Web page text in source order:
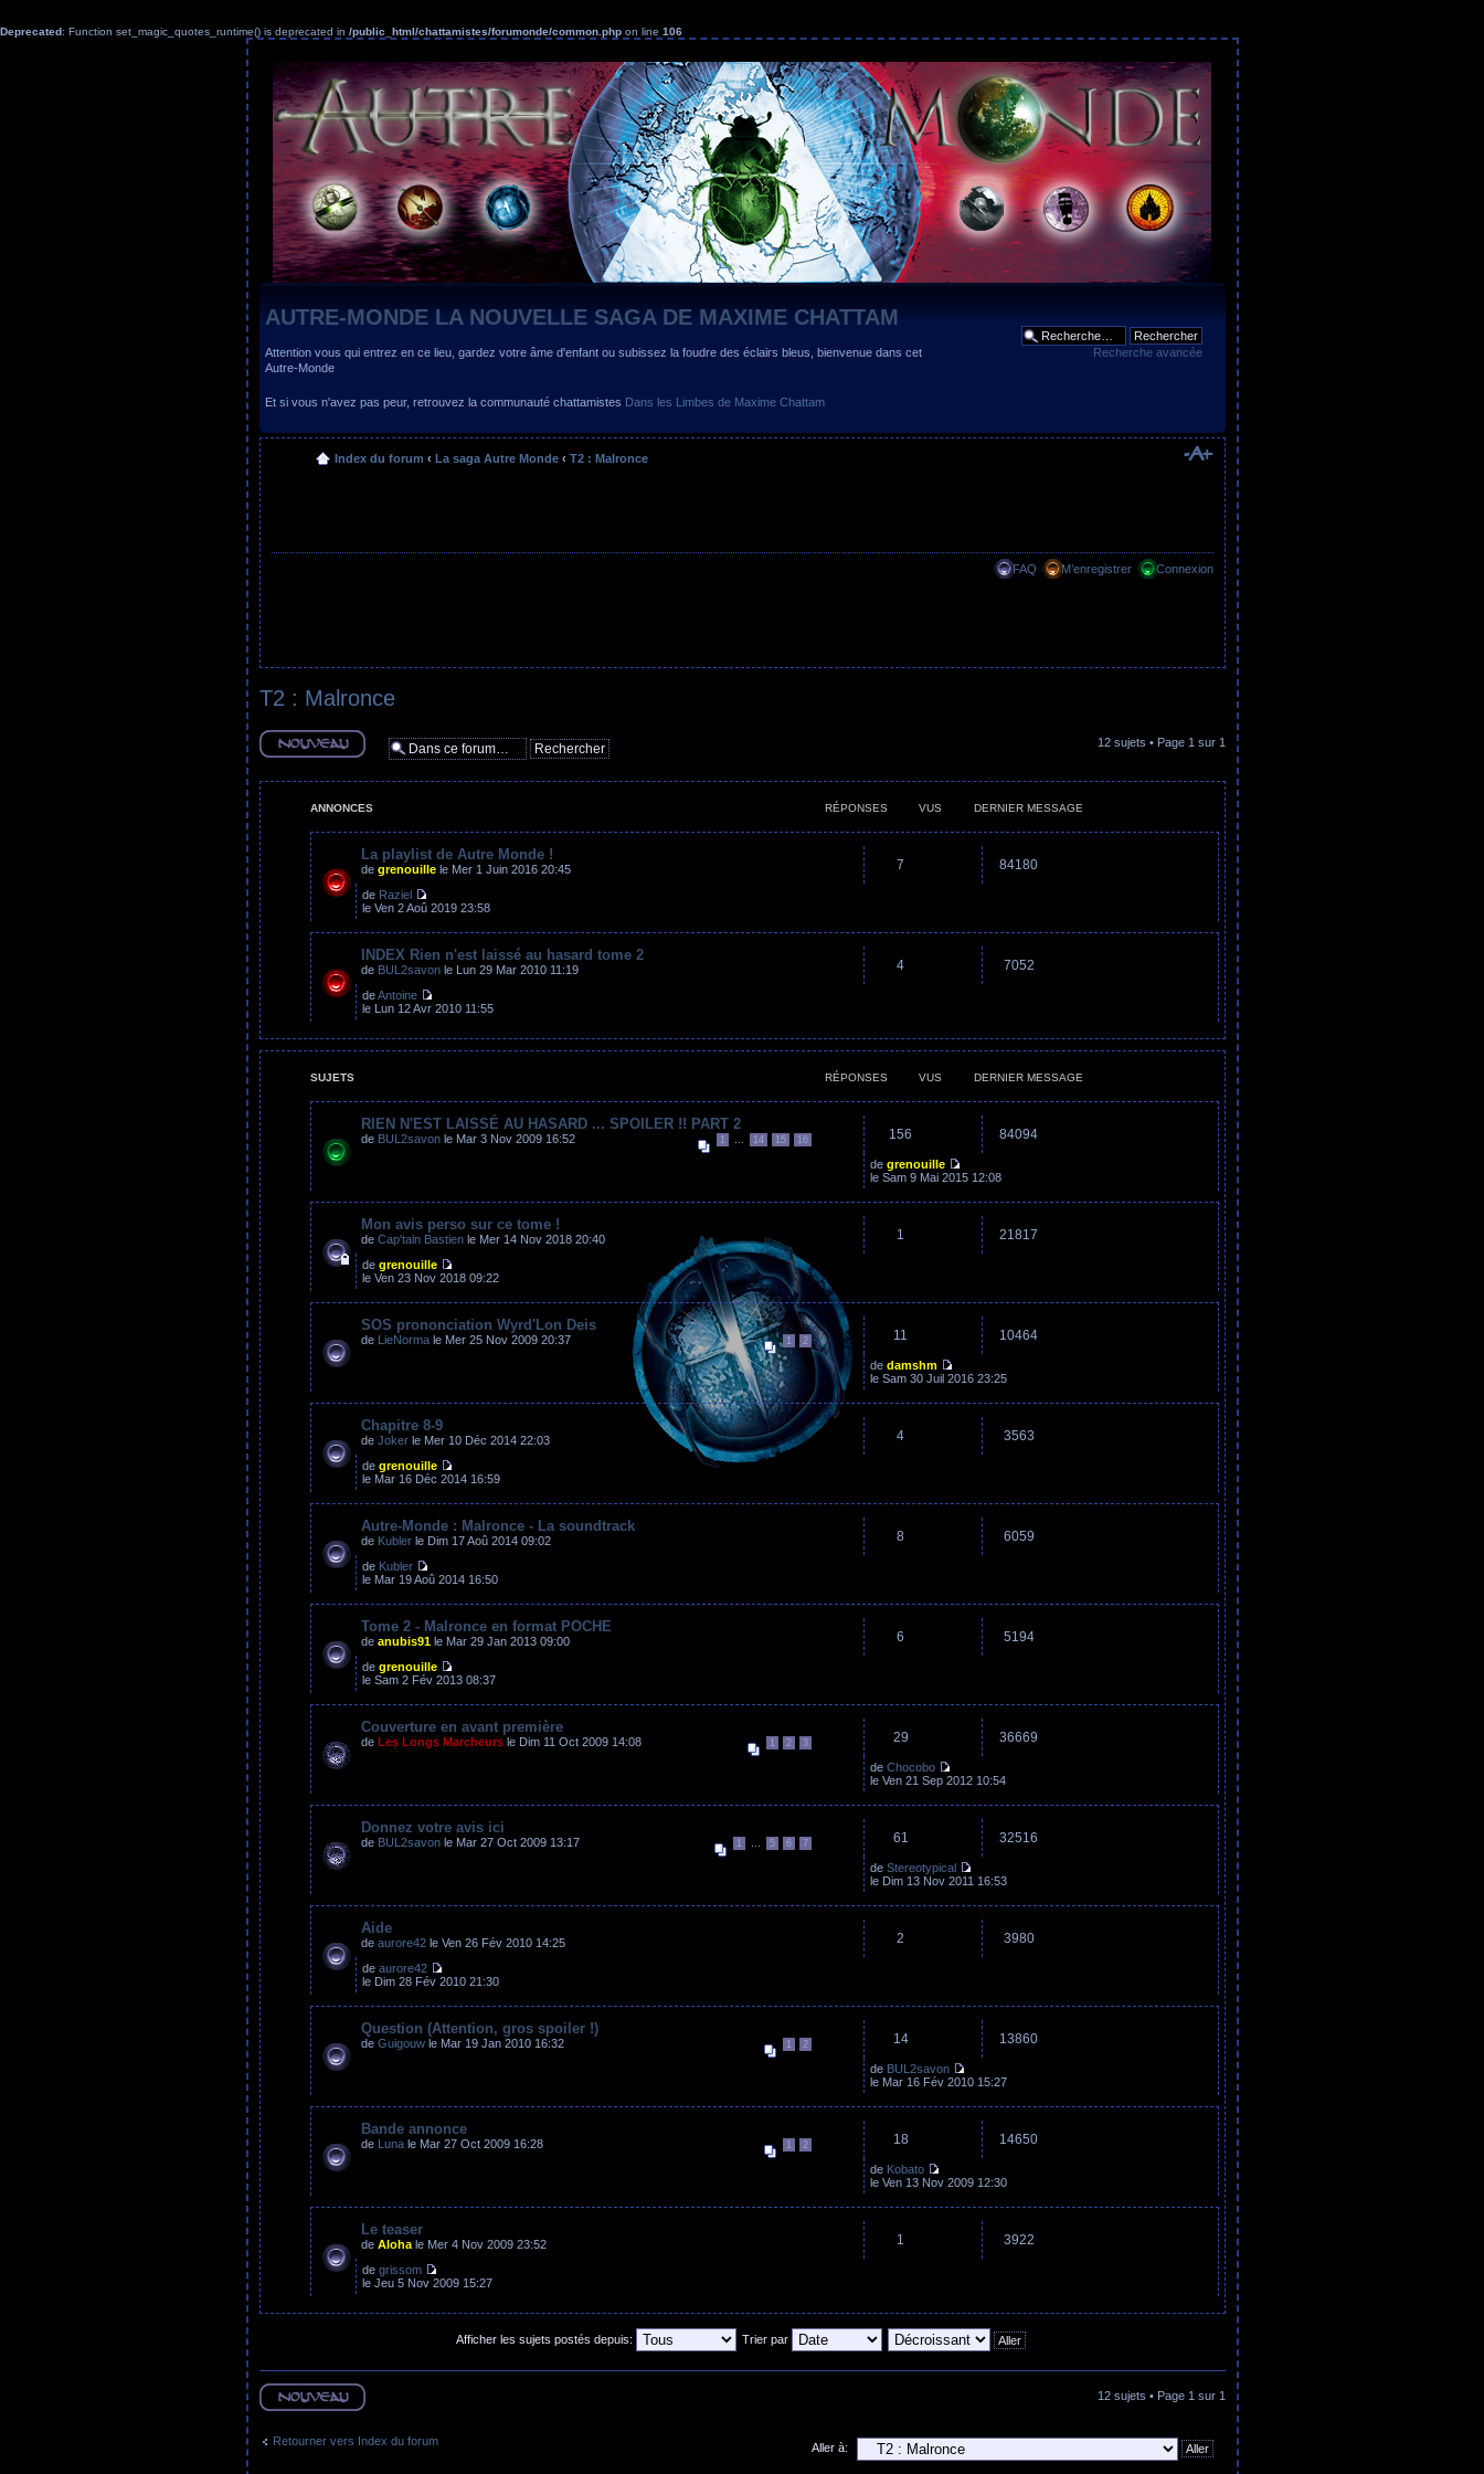
Deprecated: Function set_magic_quotes_runtime() is deprecated in /public_html/chattamistes/forumonde/common.php on line 106
AUTRE-MONDE LA NOUVELLE SAGA DE MAXIME CHATTAM
Attention vous qui entrez en ce lieu, gardez votre âme d'enfant ou subissez la foudre des éclairs bleus, bienvenue dans cet
Autre-Monde
Et si vous n'avez pas peur, retrouvez la communauté chattamistes Dans les Limbes de Maxime Chattam
Recherche avancée
Index du forum ‹ La saga Autre Monde ‹ T2 : Malronce
FAQ M’enregistrer Connexion
T2 : Malronce
12 sujets • Page 1 sur 1
ANNONCES RÉPONSES VUS DERNIER MESSAGE
La playlist de Autre Monde !
de grenouillele Mer 1 Juin 2016 20:45 7 84180
de Raziel
le Ven 2 Aoû 2019 23:58
INDEX Rien n'est laissé au hasard tome 2
de BUL2savonle Lun 29 Mar 2010 11:19 4 7052
deAntoine
le Lun 12 Avr 2010 11:55
SUJETS RÉPONSES VUS DERNIER MESSAGE
RIEN N'EST LAISSÉ AU HASARD ... SPOILER !! PART 2
1 14 15 16
de BUL2savonle Mar 3 Nov 2009 16:52 156 84094
de grenouille
le Sam 9 Mai 2015 12:08
Mon avis perso sur ce tome !
de Cap'tain Bastienle Mer 14 Nov 2018 20:40 1 21817
de grenouille
le Ven 23 Nov 2018 09:22
SOS prononciation Wyrd'Lon Deis
1 2
de LieNormale Mer 25 Nov 2009 20:37 11 10464
de damshm
le Sam 30 Juil 2016 23:25
Chapitre 8-9
de Jokerle Mer 10 Déc 2014 22:03 4 3563
de grenouille
le Mar 16 Déc 2014 16:59
Autre-Monde : Malronce - La soundtrack
de Kublerle Dim 17 Aoû 2014 09:02 8 6059
de Kubler
le Mar 19 Aoû 2014 16:50
Tome 2 - Malronce en format POCHE
de anubis91le Mar 29 Jan 2013 09:00 6 5194
de grenouille
le Sam 2 Fév 2013 08:37
Couverture en avant première
1 2 3
de Les Longs Marcheursle Dim 11 Oct 2009 14:08 29 36669
de Chocobo
le Ven 21 Sep 2012 10:54
Donnez votre avis ici
1 5 6 7
de BUL2savonle Mar 27 Oct 2009 13:17 61 32516
de Stereotypical
le Dim 13 Nov 2011 16:53
Aide
de aurore42le Ven 26 Fév 2010 14:25 2 3980
de aurore42
le Dim 28 Fév 2010 21:30
Question (Attention, gros spoiler !)
1 2
de Guigouwle Mar 19 Jan 2010 16:32 14 13860
de BUL2savon
le Mar 16 Fév 2010 15:27
Bande annonce
1 2
de Lunale Mar 27 Oct 2009 16:28 18 14650
de Kobato
le Ven 13 Nov 2009 12:30
Le teaser
de Alohale Mer 4 Nov 2009 23:52 1 3922
de grissom
le Jeu 5 Nov 2009 15:27
Afficher les sujets postés depuis: Trier par
12 sujets • Page 1 sur 1
Retourner vers Index du forum
Aller à: